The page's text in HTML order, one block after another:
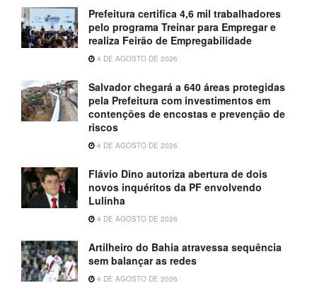
Prefeitura certifica 4,6 mil trabalhadores
pelo programa Treinar para Empregar e
realiza Feirão de Empregabilidade
4 DE AGOSTO DE 2026
Salvador chegará a 640 áreas protegidas
pela Prefeitura com investimentos em
contenções de encostas e prevenção de
riscos
4 DE AGOSTO DE 2026
Flávio Dino autoriza abertura de dois
novos inquéritos da PF envolvendo
Lulinha
4 DE AGOSTO DE 2026
Artilheiro do Bahia atravessa sequência
sem balançar as redes
4 DE AGOSTO DE 2026